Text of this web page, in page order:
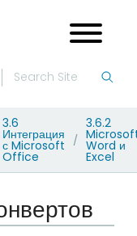
3.6
Интеграция
с Microsoft
Office
/
3.6.2
Word и
Excel